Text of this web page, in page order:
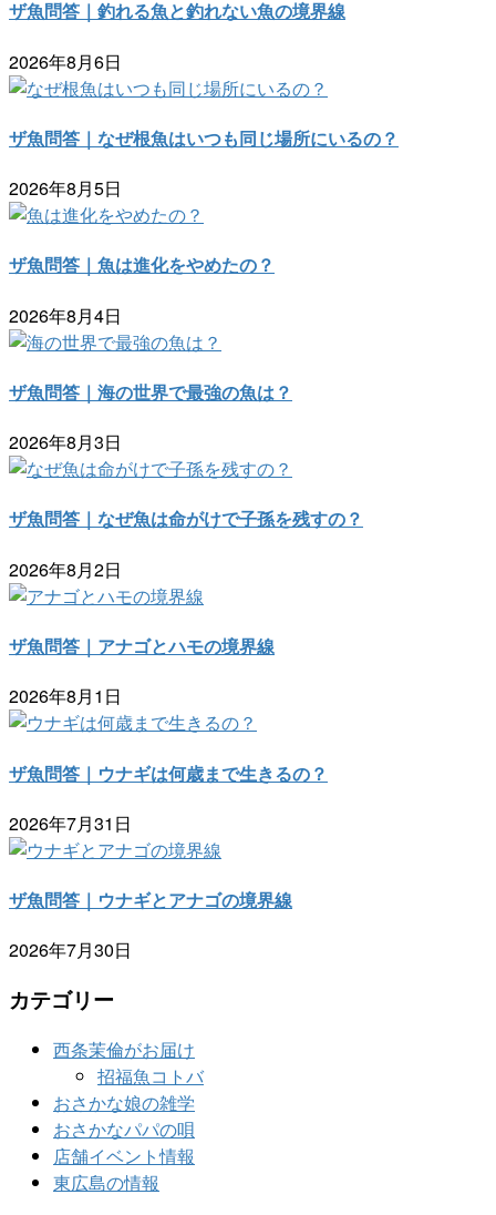
ザ魚問答｜釣れる魚と釣れない魚の境界線
2026年8月6日
ザ魚問答｜なぜ根魚はいつも同じ場所にいるの？
2026年8月5日
ザ魚問答｜魚は進化をやめたの？
2026年8月4日
ザ魚問答｜海の世界で最強の魚は？
2026年8月3日
ザ魚問答｜なぜ魚は命がけで子孫を残すの？
2026年8月2日
ザ魚問答｜アナゴとハモの境界線
2026年8月1日
ザ魚問答｜ウナギは何歳まで生きるの？
2026年7月31日
ザ魚問答｜ウナギとアナゴの境界線
2026年7月30日
カテゴリー
西条茉倫がお届け
招福魚コトバ
おさかな娘の雑学
おさかなパパの唄
店舗イベント情報
東広島の情報